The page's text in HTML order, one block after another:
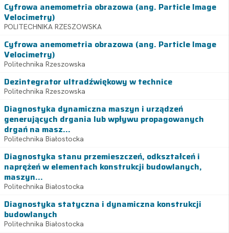
Cyfrowa anemometria obrazowa (ang. Particle Image
Velocimetry)
POLITECHNIKA RZESZOWSKA
Cyfrowa anemometria obrazowa (ang. Particle Image
Velocimetry)
Politechnika Rzeszowska
Dezintegrator ultradźwiękowy w technice
Politechnika Rzeszowska
Diagnostyka dynamiczna maszyn i urządzeń
generujących drgania lub wpływu propagowanych
drgań na masz...
Politechnika Białostocka
Diagnostyka stanu przemieszczeń, odkształceń i
naprężeń w elementach konstrukcji budowlanych,
maszyn...
Politechnika Białostocka
Diagnostyka statyczna i dynamiczna konstrukcji
budowlanych
Politechnika Białostocka